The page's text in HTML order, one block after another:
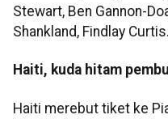
Stewart, Ben Gannon-
Shankland, Findlay Curtis.
Haiti, kuda hitam
Haiti merebut tiket ke